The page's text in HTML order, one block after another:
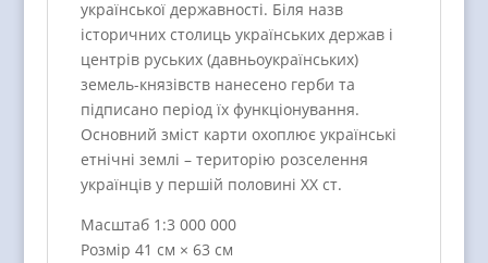
української державності. Біля назв
історичних столиць українських держав і
центрів руських (давньоукраїнських)
земель-князівств нанесено герби та
підписано період їх функціонування.
Основний зміст карти охоплює українські
етнічні землі – територію розселення
українців у першій половині ХХ ст.
Масштаб 1:3 000 000
Розмір 41 см × 63 см